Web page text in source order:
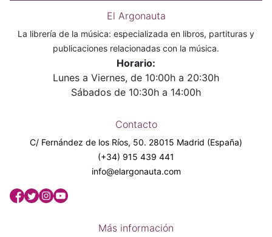
El Argonauta
La librería de la música: especializada en libros, partituras y
publicaciones relacionadas con la música.
Horario:
Lunes a Viernes, de 10:00h a 20:30h
Sábados de 10:30h a 14:00h
Contacto
C/ Fernández de los Ríos, 50. 28015 Madrid (España)
(+34) 915 439 441
info@elargonauta.com
Más información